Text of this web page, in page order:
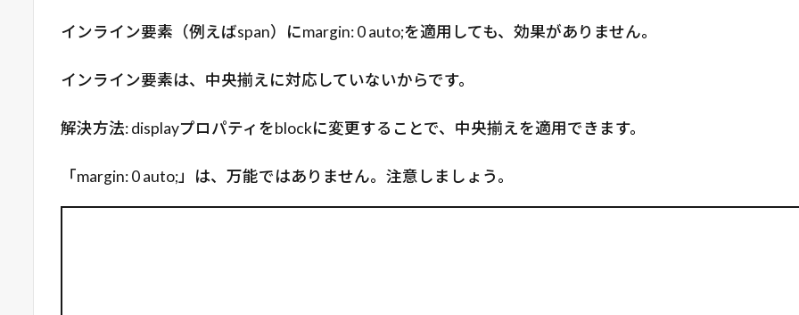
インライン要素（例えばspan）にmargin: 0 auto;を適用しても、効果がありません。
インライン要素は、中央揃えに対応していないからです。
解決方法: displayプロパティをblockに変更することで、中央揃えを適用できます。
「margin: 0 auto;」は、万能ではありません。注意しましょう。